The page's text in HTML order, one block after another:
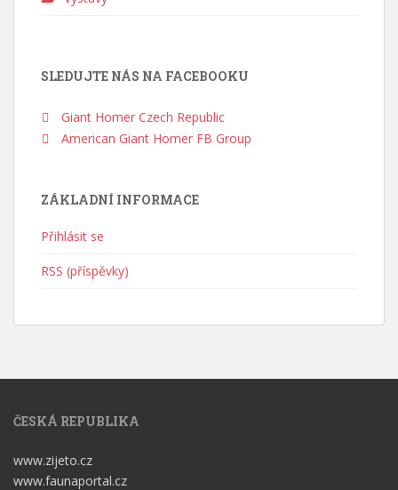
SLEDUJTE NÁS NA FACEBOOKU
Giant Homer Czech Republic
American Giant Homer FB Group
ZÁKLADNÍ INFORMACE
Přihlásit se
RSS (příspěvky)
ČESKÁ REPUBLIKA
www.zijeto.cz
www.faunaportal.cz